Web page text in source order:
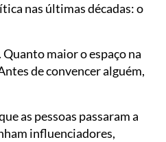
nas últimas décadas: o
maior o espaço na
de convencer alguém,
as pessoas passaram a
influenciadores,